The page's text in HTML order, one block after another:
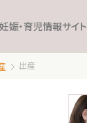
娠・育児情報サイト
出産